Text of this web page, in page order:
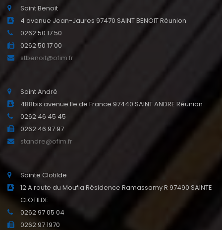
Saint Benoit
4 avenue Jean-Jaures 97470 SAINT BENOIT Réunion
0262 50 17 50
0262 50 17 00
stbenoit@ofim.fr
Saint André
488bis avenue Ile de France 97440 SAINT ANDRE Réunion
0262 46 45 45
0262 46 97 97
standre@ofim.fr
Sainte Clotilde
12 A route du Moufia Résidence Ramassamy R 97490 SAINTE
CLOTILDE
0262 97 05 04
0262 97 1970